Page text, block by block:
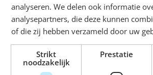
analyseren. We delen ook informatie
analysepartners, die deze kunnen
of die zij hebben verzameld door uw
Strikt
noodzakelijk
Prestatie